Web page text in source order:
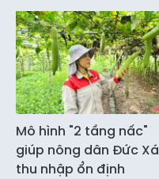
Mô hình "2 tầng nấc"
giúp nông dân Đức Xá
thu nhập ổn định